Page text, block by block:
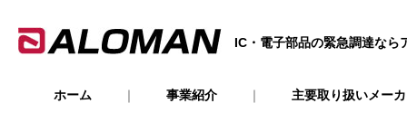
IC・電子部品の緊急調達なら
ホーム 事業紹介 主要取り扱いメー